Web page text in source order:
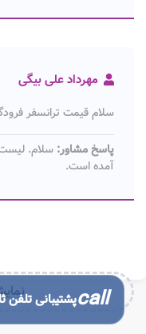
مهرداد علی بیگی
سلام قیمت ترانسفر
پاسخ مشاور: سلام. لیست
آمده است.
callپشتیبانی تلفن